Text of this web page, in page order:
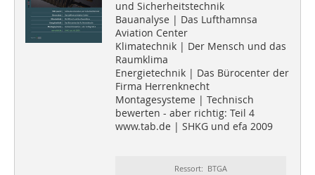
und Sicherheitstechnik
Bauanalyse | Das Lufthamnsa
Aviation Center
Klimatechnik | Der Mensch und das
Raumklima
Energietechnik | Das Bürocenter der
Firma Herrenknecht
Montagesysteme | Technisch
bewerten - aber richtig: Teil 4
www.tab.de | SHKG und efa 2009
Ressort: BTGA